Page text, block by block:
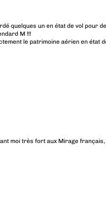
quelques un en état de vol pour
M !!!
le patrimoine aérien en état
moi très fort aux Mirage